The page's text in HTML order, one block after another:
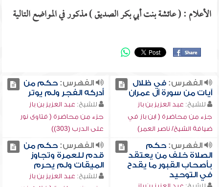
الأعلام : ( عائشة بنت أبي بكر الصديق ) مذكور في المواضع التالية
الفهرس:في ظلال
آيات من سورة آل عمران
للشيخ: عبد العزيز بن باز
جزء من محاضرة ( ابن باز في
ضيافة الشيخ/ ناصر العمر)
الفهرس:حكم من
أدركه الفجر ولم يوتر
للشيخ: عبد العزيز بن باز
جزء من محاضرة ( فتاوى نور
على الدرب (303))
الفهرس:حكم
الصلاة خلف من يعتقد
بأصحاب القبور ما يقدح
في التوحيد
الفهرس:حكم من
قدم للعمرة وتجاوز
الميقات ولم يحرم
للشيخ: عبد العزيز بن باز